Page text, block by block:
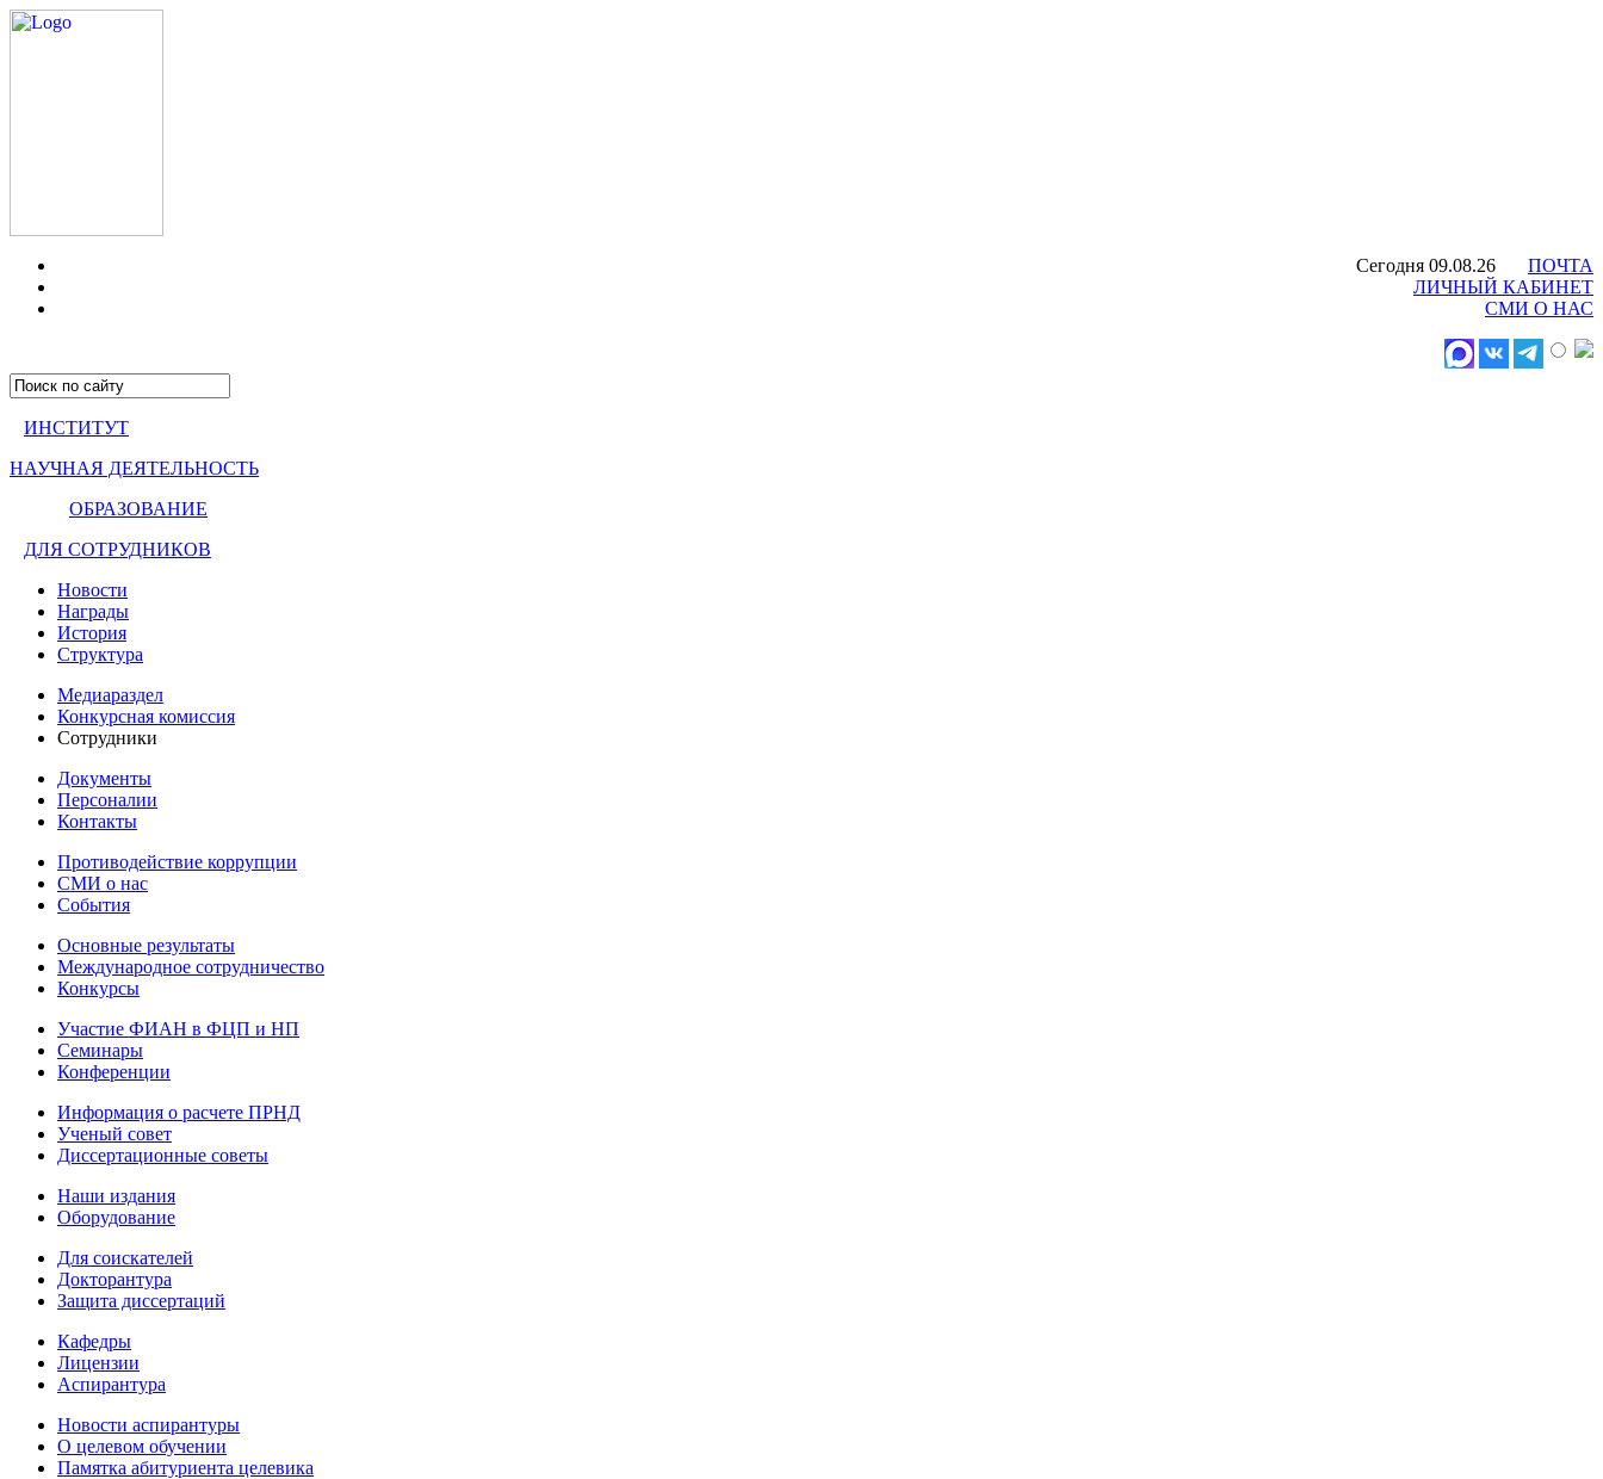
Сегодня 09.08.26
ПОЧТА
ЛИЧНЫЙ КАБИНЕТ
СМИ О НАС
ИНСТИТУТ
НАУЧНАЯ ДЕЯТЕЛЬНОСТЬ
ОБРАЗОВАНИЕ
ДЛЯ СОТРУДНИКОВ
Новости
Награды
История
Структура
Медиараздел
Конкурсная комиссия
Сотрудники
Документы
Персоналии
Контакты
Противодействие коррупции
СМИ о нас
События
Основные результаты
Международное сотрудничество
Конкурсы
Участие ФИАН в ФЦП и НП
Семинары
Конференции
Информация о расчете ПРНД
Ученый совет
Диссертационные советы
Наши издания
Оборудование
Для соискателей
Докторантура
Защита диссертаций
Кафедры
Лицензии
Аспирантура
Новости аспирантуры
О целевом обучении
Памятка абитуриента целевика